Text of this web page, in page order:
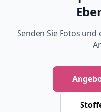
Senden Sie Fotos